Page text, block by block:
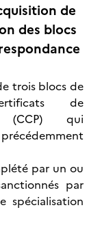
de
des blocs
trois blocs de
de
(CCP) qui
par un ou
par
spécialisation